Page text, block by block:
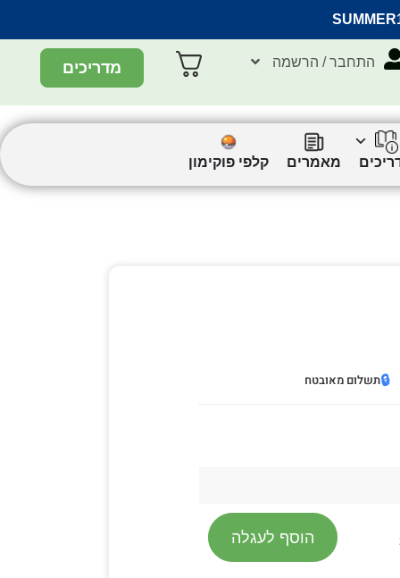
התחבר / הרשמה מדריכים
מאמרים קלפי פוקימון
🔒תשלום מאובטח
הוסף לעגלה